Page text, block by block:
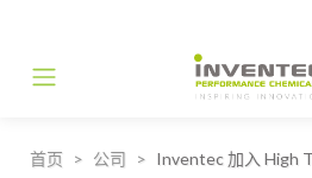
Main Navigation
首页 公司 Inventec 加入 High